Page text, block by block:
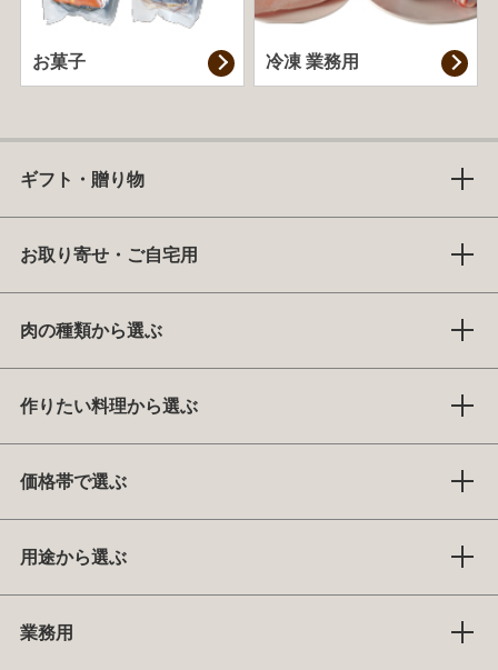
お菓子 冷凍 業務用
ギフト・贈り物
お取り寄せ・ご自宅用
肉の種類から選ぶ
作りたい料理から選ぶ
価格帯で選ぶ
用途から選ぶ
業務用